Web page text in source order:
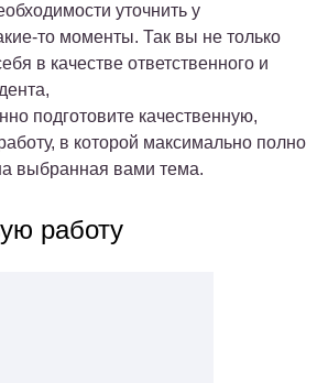
уточнить у
то моменты. Так вы не только
в качестве ответственного и
подготовите качественную,
в которой максимально полно
выбранная вами тема.
работу